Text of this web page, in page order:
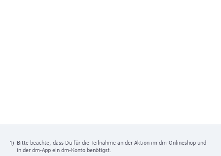
1)
Bitte beachte, dass Du für die Teilnahme an der Aktion im dm-Onlineshop und
in der dm-App ein dm-Konto benötigst.